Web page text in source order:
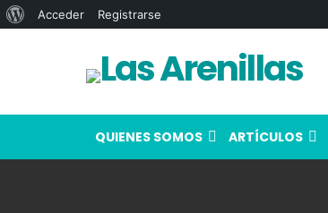
QUIENES SOMOS ARTÍCULOS
Acerca
Acceder Registrarse